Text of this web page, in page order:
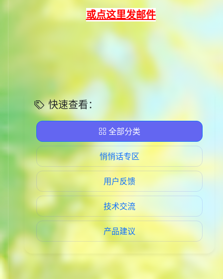
或点这里发邮件
快速查看：
全部分类
悄悄话专区
用户反馈
技术交流
产品建议